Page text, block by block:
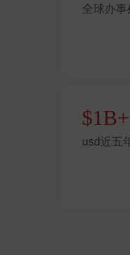
全球办事
$1 B+
usd近五